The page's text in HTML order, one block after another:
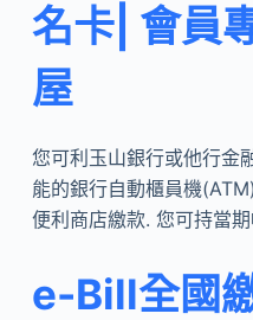
名卡| 會員
屋
您可利玉山銀行或他行金
能的銀行自動櫃員機
便利商店繳款. 您可持當
e-Bill全國